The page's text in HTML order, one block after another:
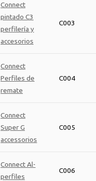
Connect
pintado C3
perfilería y
accesorios
C003
Connect
Perfiles de
remate
C004
Connect
Super G
accessorios
C005
Connect Al-
perfiles
C006